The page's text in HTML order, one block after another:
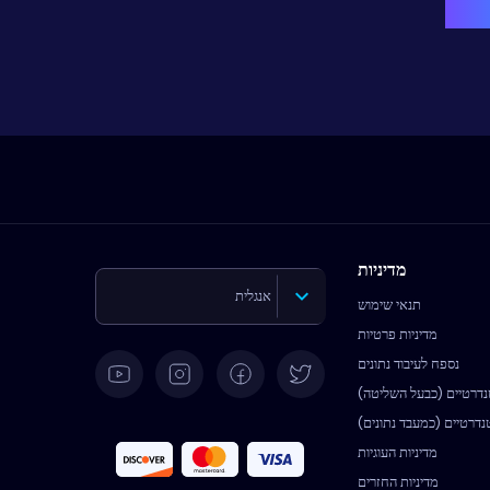
מדיניות
תנאי שימוש
מדיניות פרטיות
נספח לעיבוד נתונים
(כבעל השליטה)
(כמעבד נתונים)
מדיניות העוגיות
מדיניות החזרים
אנגלית
צרפתית